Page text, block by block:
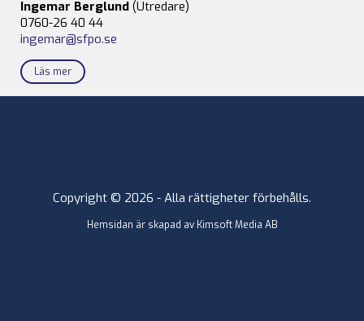
Ingemar Berglund (Utredare)
0760-26 40 44
ingemar@sfpo.se
Läs mer
Copyright © 2026 - Alla rättigheter förbehålls.
Hemsidan är skapad av Kimsoft Media AB